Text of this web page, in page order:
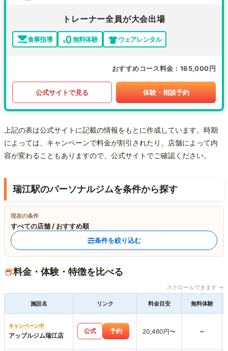
トレーナー全員が大会出場
食事指導 無料体験 ウェアレンタル
おすすめコース料金 165,000円
公式サイトで見る 体験・相談予約
上記の表は公式サイトに記載の情報をもとに作成しています。時期
によっては、キャンペーンで料金が割引されたり、店舗によって内
容が変わることもありますので、公式サイトでご確認ください。
瑞江駅のパーソナルジムを条件から探す
現在の条件
すべての店舗 / おすすめ順
条件を絞り込む
料金・体験・特徴を比べる
スクロールできます →
施設名 リンク 料金目安 無料体験
キャンペーン中
アップルジム瑞江店
公式 予約 20,460円〜 -